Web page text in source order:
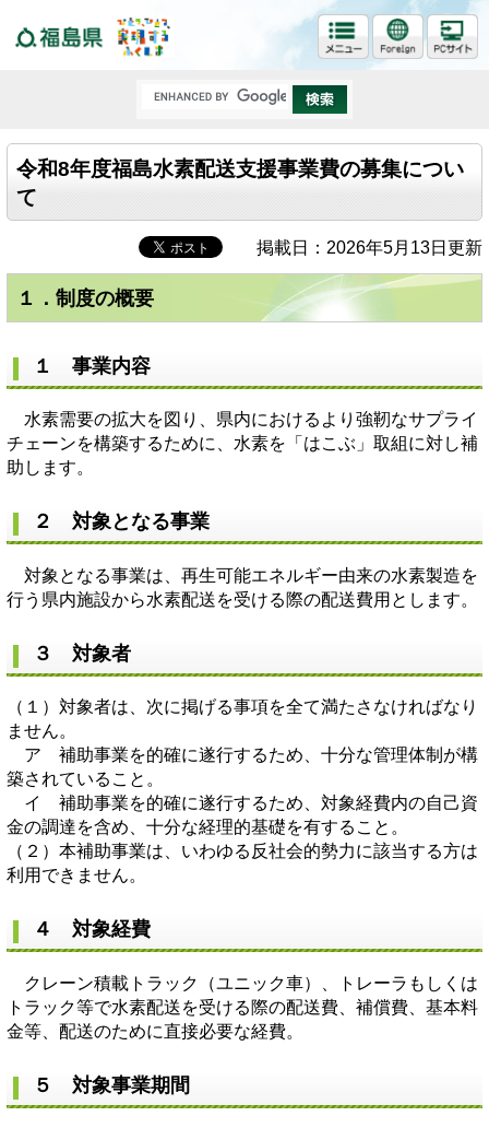
令和8年度福島水素配送支援事業費の募集につい
て
掲載日：2026年5月13日更新
１．制度の概要
１ 事業内容
水素需要の拡大を図り、県内におけるより強靭なサプライ
チェーンを構築するために、水素を「はこぶ」取組に対し補
助します。
２ 対象となる事業
対象となる事業は、再生可能エネルギー由来の水素製造を
行う県内施設から水素配送を受ける際の配送費用とします。
３ 対象者
（１）対象者は、次に掲げる事項を全て満たさなければなり
ません。
ア 補助事業を的確に遂行するため、十分な管理体制が構
築されていること。
イ 補助事業を的確に遂行するため、対象経費内の自己資
金の調達を含め、十分な経理的基礎を有すること。
（２）本補助事業は、いわゆる反社会的勢力に該当する方は
利用できません。
４ 対象経費
クレーン積載トラック（ユニック車）、トレーラもしくは
トラック等で水素配送を受ける際の配送費、補償費、基本料
金等、配送のために直接必要な経費。
５ 対象事業期間